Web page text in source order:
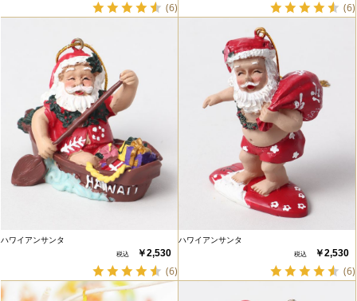
(6) (6)
ハワイアンサンタ
￥2,530
(6)
ハワイアンサンタ
￥2,530
(6)